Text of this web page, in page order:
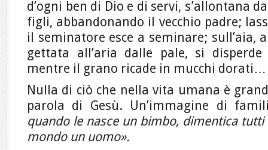
d’ogni ben di Dio e di servi, s’allontana
figli, abbandonando il vecchio padre;
il seminatore esce a seminare; sull’aia,
gettata all’aria dalle pale, si
mentre il grano ricade in mucchi dorati…
Nulla di ciò che nella vita umana è
parola di Gesù. Un’immagine di
quando le nasce un bimbo, dimentica
mondo un uomo».